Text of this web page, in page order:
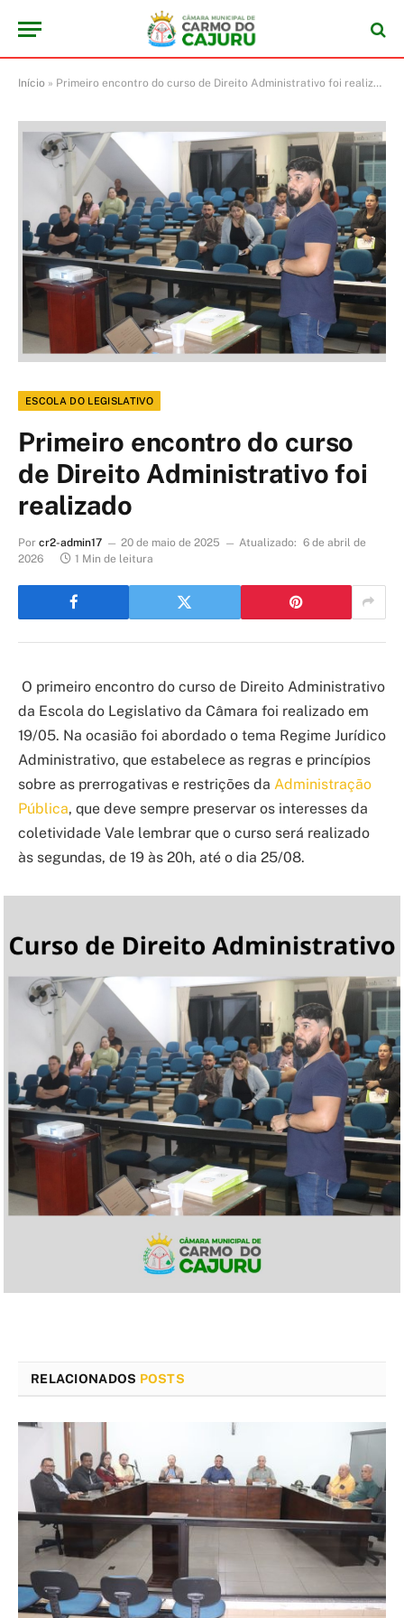
Início » Primeiro encontro do curso de Direito Administrativo foi realizado
ESCOLA DO LEGISLATIVO
Primeiro encontro do curso
de Direito Administrativo foi
realizado
Por cr2-admin17 20 de maio de 2025 Atualizado: 6 de abril de
2026
1 Min de leitura
O primeiro encontro do curso de Direito Administrativo
da Escola do Legislativo da Câmara foi realizado em
19/05. Na ocasião foi abordado o tema Regime Jurídico
Administrativo, que estabelece as regras e princípios
sobre as prerrogativas e restrições da Administração
Pública, que deve sempre preservar os interesses da
coletividade Vale lembrar que o curso será realizado
às segundas, de 19 às 20h, até o dia 25/08.
RELACIONADOS POSTS